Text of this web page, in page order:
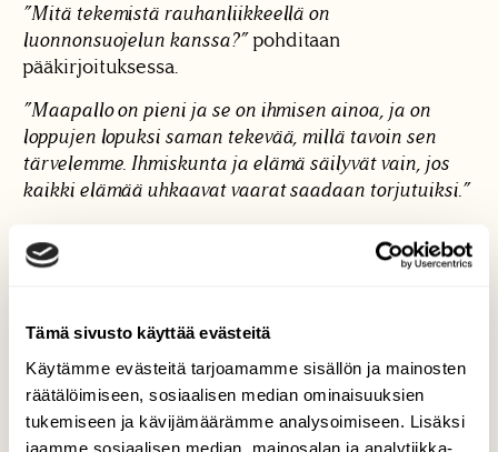
Tämä sivusto käyttää evästeitä
Käytämme evästeitä tarjoamamme sisällön ja mainosten
räätälöimiseen, sosiaalisen median ominaisuuksien
tukemiseen ja kävijämäärämme analysoimiseen. Lisäksi
jaamme sosiaalisen median, mainosalan ja analytiikka-
”Mitä tekemistä rauhanliikkeellä on
luonnonsuojelun kanssa?”pohditaan
pääkirjoituksessa.
”Maapallo on pieni ja se on ihmisen ainoa, ja on
loppujen lopuksi saman tekevää, millä tavoin sen
tärvelemme. Ihmiskunta ja elämä säilyvät vain, jos
kaikki elämää uhkaavat vaarat saadaan torjutuiksi.”
kannalta ei ole ollenkaan olennaista, kuinka monta
ydinsodassa selviytyvät.”
Numerossa on kaksi laajaa aiheeseen liittyvää
artikkelia.’